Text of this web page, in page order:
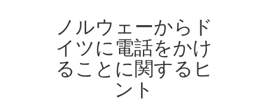
ノルウェーからド
イツに電話をかけ
ることに関するヒ
ント